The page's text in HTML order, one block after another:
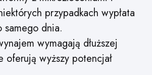
przypadkach wypłata
samego dnia.
wymagają dłuższej
oferują wyższy potencjał